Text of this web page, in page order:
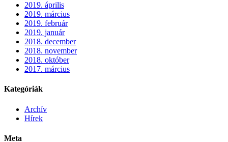
2019. április
2019. március
2019. február
2019. január
2018. december
2018. november
2018. október
2017. március
Kategóriák
Archív
Hírek
Meta